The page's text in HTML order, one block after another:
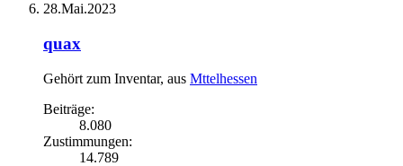
28.Mai.2023
quax
Gehört zum Inventar, aus Mttelhessen
Beiträge:
8.080
Zustimmungen:
14.789